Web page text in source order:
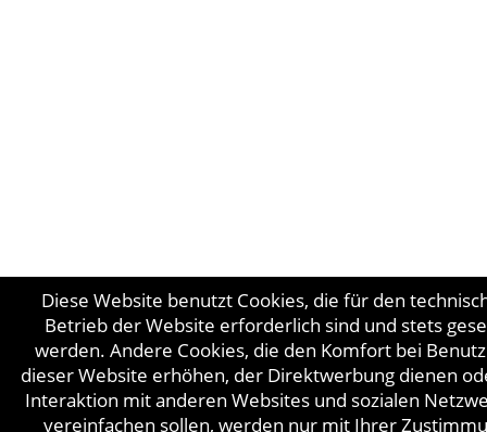
Diese Website benutzt Cookies, die für den
Betrieb der Website erforderlich sind und stets
werden. Andere Cookies, die den Komfort bei
dieser Website erhöhen, der Direktwerbung dienen
Interaktion mit anderen Websites und sozialen
vereinfachen sollen, werden nur mit Ihrer